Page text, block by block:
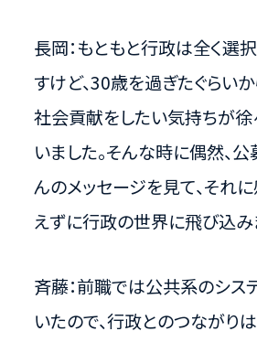
長岡：もともと行政は全く選
すけど、30歳を過ぎたぐらい
社会貢献をしたい気持ちが徐
いました。そんな時に偶然、
んのメッセージを見て、それ
えずに行政の世界に飛び込み
斉藤：前職では公共系のシス
いたので、行政とのつながり